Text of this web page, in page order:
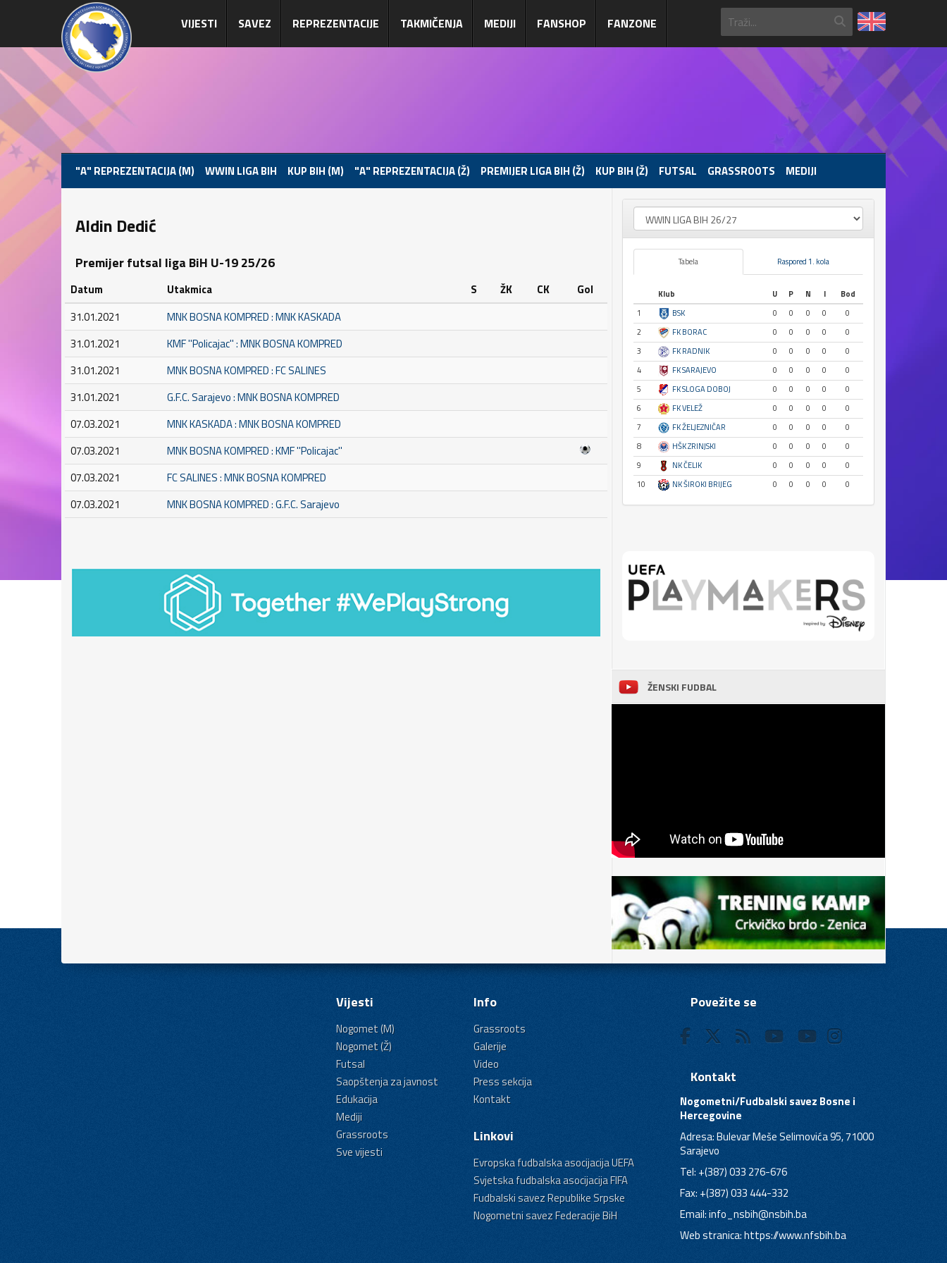
VIJESTI SAVEZ REPREZENTACIJE TAKMIČENJA MEDIJI FANSHOP FANZONE
"A" REPREZENTACIJA (M) WWIN LIGA BIH KUP BIH (M) "A" REPREZENTACIJA (Ž) PREMIJER LIGA BIH (Ž) KUP BIH (Ž) FUTSAL GRASSROOTS MEDIJI
Aldin Dedić
Premijer futsal liga BiH U-19 25/26
Datum Utakmica S ŽK CK
Gol
31.01.2021
MNK BOSNA KOMPRED : MNK KASKADA
31.01.2021
KMF ''Policajac'' : MNK BOSNA KOMPRED
31.01.2021
MNK BOSNA KOMPRED : FC SALINES
31.01.2021
G.F.C. Sarajevo : MNK BOSNA KOMPRED
07.03.2021
MNK KASKADA : MNK BOSNA KOMPRED
07.03.2021
MNK BOSNA KOMPRED : KMF ''Policajac''
07.03.2021
FC SALINES : MNK BOSNA KOMPRED
07.03.2021
MNK BOSNA KOMPRED : G.F.C. Sarajevo
Tabela Raspored 1. kola
Klub U P N I
Bod
1
BSK 0 0 0 0
0
2
FK BORAC 0 0 0 0
0
3
FK RADNIK 0 0 0 0
0
4
FK SARAJEVO 0 0 0 0
0
5
FK SLOGA DOBOJ 0 0 0 0
0
6
FK VELEŽ 0 0 0 0
0
7
FK ŽELJEZNIČAR 0 0 0 0
0
8
HŠK ZRINJSKI 0 0 0 0
0
9
NK ČELIK 0 0 0 0
0
10
NK ŠIROKI BRIJEG 0 0 0 0 0
ŽENSKI FUDBAL
Vijesti
Nogomet (M)
Nogomet (Ž)
Futsal
Saopštenja za javnost
Edukacija
Mediji
Grassroots
Sve vijesti
Info
Grassroots
Galerije
Video
Press sekcija
Kontakt
Linkovi
Evropska fudbalska asocijacija UEFA
Svjetska fudbalska asocijacija FIFA
Fudbalski savez Republike Srpske
Nogometni savez Federacije BiH
Povežite se
Kontakt
Nogometni/Fudbalski savez Bosne i
Hercegovine
Adresa: Bulevar Meše Selimovića 95, 71000
Sarajevo
Tel: +(387) 033 276-676
Fax: +(387) 033 444-332
Email:info_nsbih@nsbih.ba
Web stranica: https://www.nfsbih.ba